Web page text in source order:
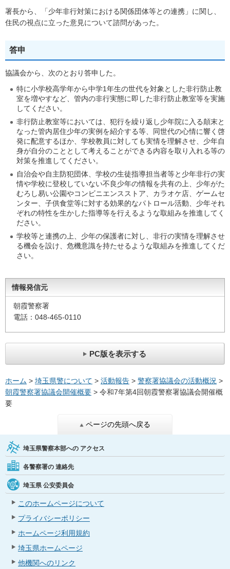
署長から、「少年非行対策における関係団体等との連携」に関し、
住民の視点に立った意見について諮問があった。
答申
協議会から、次のとおり答申した。
特に小学校高学年から中学1年生の世代を対象とした非行防止教
室を増やすなど、管内の非行実態に即した非行防止教室等を実施
してください。
非行防止教室等においては、犯行を繰り返し少年院に入る顛末と
なった管内居住少年の実例を紹介する等、同世代の心情に響く啓
発に配意するほか、学校教員に対しても実情を理解させ、少年自
身が自分のこととして考えることができる内容を取り入れる等の
対策を推進してください。
自治会や自主防犯団体、学校の生徒指導担当者等と少年非行の実
情や学校に登校していない不良少年の情報を共有の上、少年がた
むろし易い公園やコンビニエンスストア、カラオケ店、ゲームセ
ンター、子供食堂等に対する効果的なパトロール活動、少年それ
ぞれの特性を生かした指導等を行えるような取組みを推進してく
ださい。
学校等と連携の上、少年の保護者に対し、非行の実情を理解させ
る機会を設け、危機意識を持たせるような取組みを推進してくだ
さい。
情報発信元
朝霞警察署
電話：048-465-0110
PC版を表示する
ホーム > 埼玉県警について > 活動報告 > 警察署協議会の活動概況 >
朝霞警察署協議会開催概要 > 令和7年第4回朝霞警察署協議会開催概
要
ページの先頭へ戻る
埼玉県警察本部への アクセス
各警察署の 連絡先
埼玉県 公安委員会
このホームページについて
プライバシーポリシー
ホームページ利用規約
埼玉県ホームページ
他機関へのリンク